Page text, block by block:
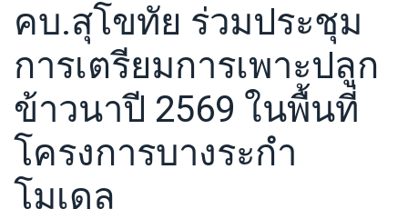
คบ.สุโขทัย ร่วมประชุม
การเตรียมการเพาะปลูก
ข้าวนาปี 2569 ในพื้นที่
โครงการบางระกำ
โมเดล